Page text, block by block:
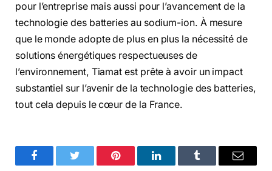
pour l’entreprise mais aussi pour l’avancement de la
technologie des batteries au sodium-ion. À mesure
que le monde adopte de plus en plus la nécessité de
solutions énergétiques respectueuses de
l’environnement, Tiamat est prête à avoir un impact
substantiel sur l’avenir de la technologie des batteries,
tout cela depuis le cœur de la France.
FacebookTwitter Pinterest LinkedInTumblr Email